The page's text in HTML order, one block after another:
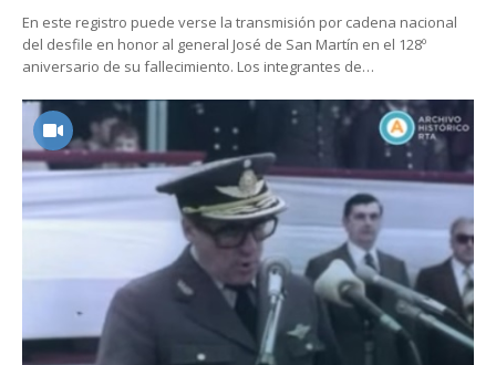
En este registro puede verse la transmisión por cadena nacional
del desfile en honor al general José de San Martín en el 128º
aniversario de su fallecimiento. Los integrantes de…